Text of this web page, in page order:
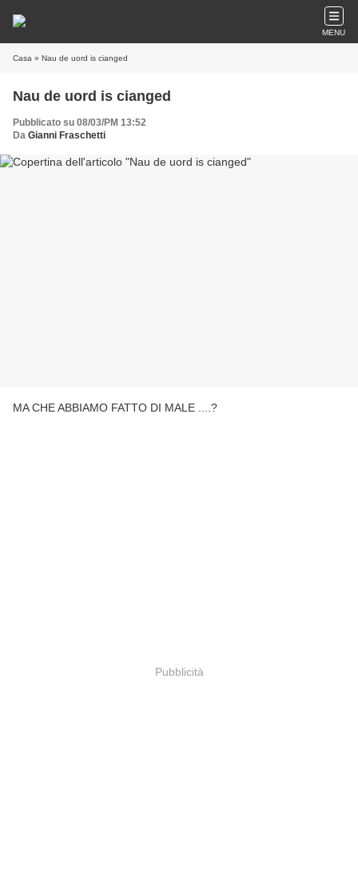
MENU
Casa » Nau de uord is cianged
Nau de uord is cianged
Pubblicato su 08/03/PM 13:52
Da Gianni Fraschetti
MA CHE ABBIAMO FATTO DI MALE ....?
Pubblicità